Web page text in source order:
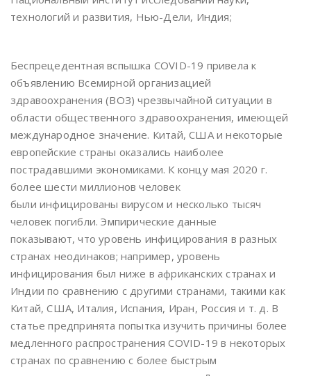
технологий и развития, Нью-Дели, Индия;
Беспрецедентная вспышка COVID-19 привела к
объявлению Всемирной организацией
здравоохранения (ВОЗ) чрезвычайной ситуации в
области общественного здравоохранения, имеющей
международное значение. Китай, США и некоторые
европейские страны оказались наиболее
пострадавшими экономиками. К концу мая 2020 г.
более шести миллионов человек
были инфицированы вирусом и несколько тысяч
человек погибли. Эмпирические данные
показывают, что уровень инфицирования в разных
странах неодинаков; например, уровень
инфицирования был ниже в африканских странах и
Индии по сравнению с другими странами, такими как
Китай, США, Италия, Испания, Иран, Россия и т. д. В
статье предпринята попытка изучить причины более
медленного распространения COVID-19 в некоторых
странах по сравнению с более быстрым